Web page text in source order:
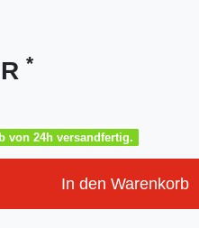
*
von 24h versandfertig.
In den Warenkorb